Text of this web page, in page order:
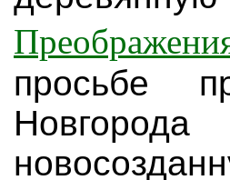
просьбе